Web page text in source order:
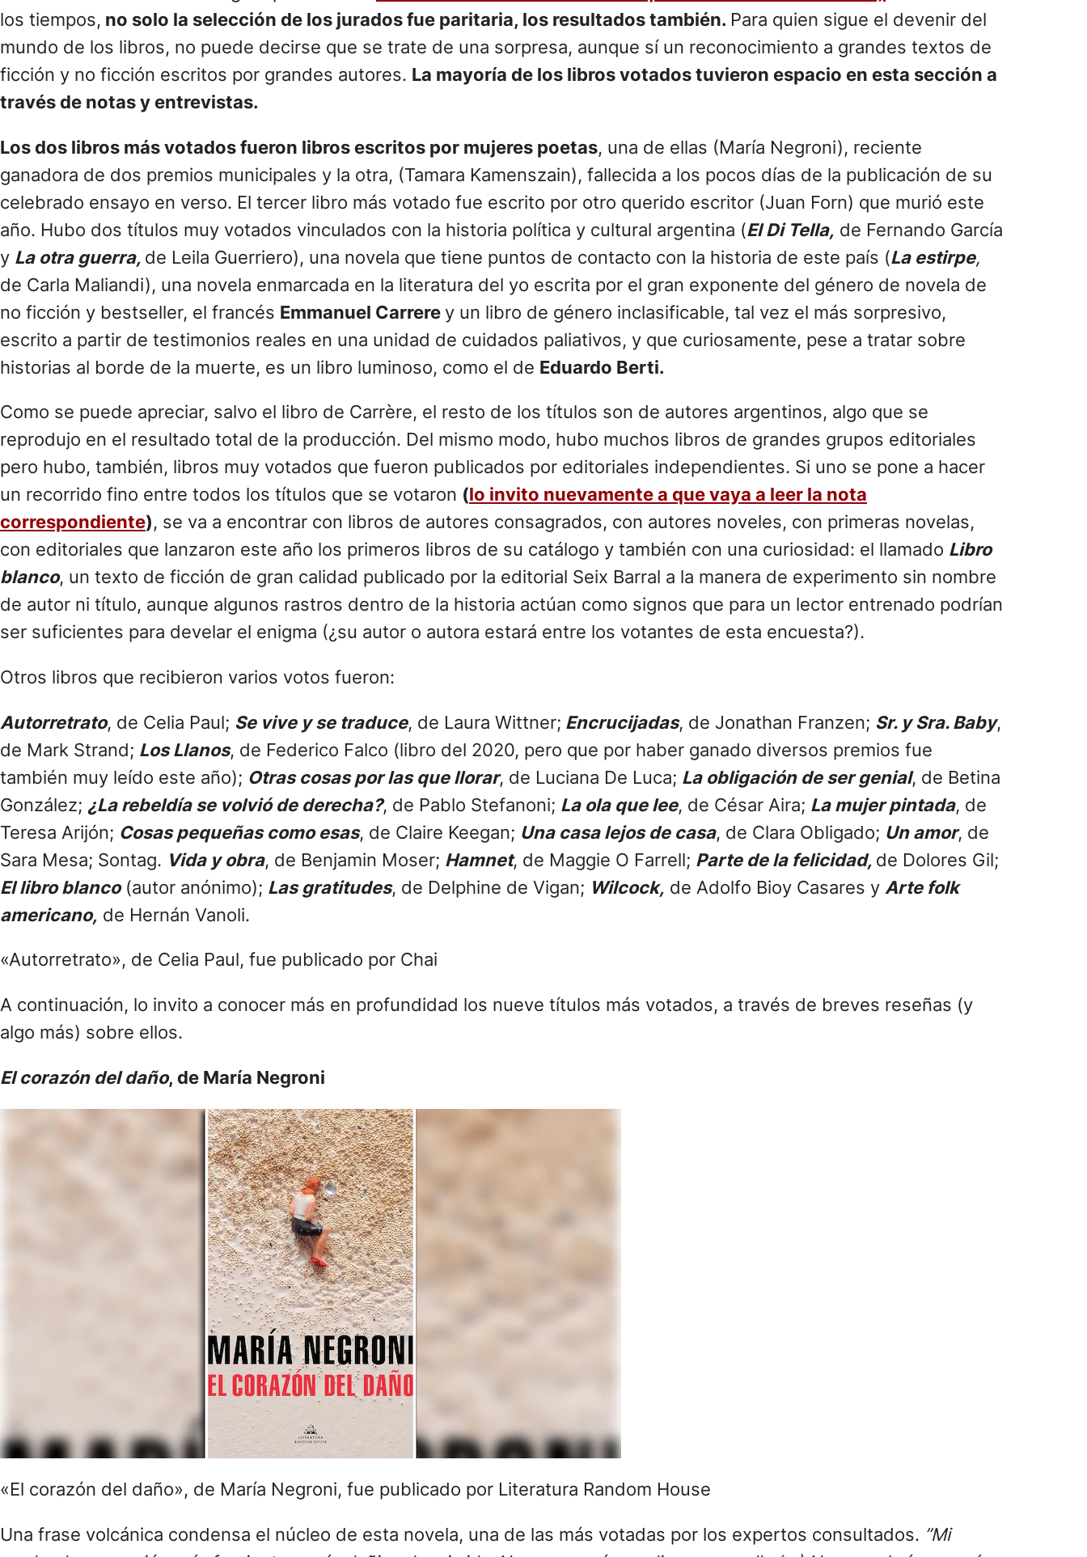
los tiempos, no solo la selección de los jurados fue paritaria, los resultados también. Para quien sigue el devenir del
mundo de los libros, no puede decirse que se trate de una sorpresa, aunque sí un reconocimiento a grandes textos de
ficción y no ficción escritos por grandes autores. La mayoría de los libros votados tuvieron espacio en esta sección a
través de notas y entrevistas.
Los dos libros más votados fueron libros escritos por mujeres poetas, una de ellas (María Negroni), reciente
ganadora de dos premios municipales y la otra, (Tamara Kamenszain), fallecida a los pocos días de la publicación de su
celebrado ensayo en verso. El tercer libro más votado fue escrito por otro querido escritor (Juan Forn) que murió este
año. Hubo dos títulos muy votados vinculados con la historia política y cultural argentina (El Di Tella, de Fernando García
y La otra guerra, de Leila Guerriero), una novela que tiene puntos de contacto con la historia de este país (La estirpe,
de Carla Maliandi), una novela enmarcada en la literatura del yo escrita por el gran exponente del género de novela de
no ficción y bestseller, el francés Emmanuel Carrere y un libro de género inclasificable, tal vez el más sorpresivo,
escrito a partir de testimonios reales en una unidad de cuidados paliativos, y que curiosamente, pese a tratar sobre
historias al borde de la muerte, es un libro luminoso, como el de Eduardo Berti.
Como se puede apreciar, salvo el libro de Carrère, el resto de los títulos son de autores argentinos, algo que se
reprodujo en el resultado total de la producción. Del mismo modo, hubo muchos libros de grandes grupos editoriales
pero hubo, también, libros muy votados que fueron publicados por editoriales independientes. Si uno se pone a hacer
un recorrido fino entre todos los títulos que se votaron (lo invito nuevamente a que vaya a leer la nota
correspondiente), se va a encontrar con libros de autores consagrados, con autores noveles, con primeras novelas,
con editoriales que lanzaron este año los primeros libros de su catálogo y también con una curiosidad: el llamado Libro
blanco, un texto de ficción de gran calidad publicado por la editorial Seix Barral a la manera de experimento sin nombre
de autor ni título, aunque algunos rastros dentro de la historia actúan como signos que para un lector entrenado podrían
ser suficientes para develar el enigma (¿su autor o autora estará entre los votantes de esta encuesta?).
Otros libros que recibieron varios votos fueron:
Autorretrato, de Celia Paul; Se vive y se traduce, de Laura Wittner; Encrucijadas, de Jonathan Franzen; Sr. y Sra. Baby,
de Mark Strand; Los Llanos, de Federico Falco (libro del 2020, pero que por haber ganado diversos premios fue
también muy leído este año); Otras cosas por las que llorar, de Luciana De Luca; La obligación de ser genial, de Betina
González; ¿La rebeldía se volvió de derecha?, de Pablo Stefanoni; La ola que lee, de César Aira; La mujer pintada, de
Teresa Arijón; Cosas pequeñas como esas, de Claire Keegan; Una casa lejos de casa, de Clara Obligado; Un amor, de
Sara Mesa; Sontag. Vida y obra, de Benjamin Moser; Hamnet, de Maggie O Farrell; Parte de la felicidad, de Dolores Gil;
El libro blanco(autor anónimo); Las gratitudes, de Delphine de Vigan; Wilcock, de Adolfo Bioy Casares y Arte folk
americano, de Hernán Vanoli.
«Autorretrato», de Celia Paul, fue publicado por Chai
A continuación, lo invito a conocer más en profundidad los nueve títulos más votados, a través de breves reseñas (y
algo más) sobre ellos.
El corazón del daño, de María Negroni
«El corazón del daño», de María Negroni, fue publicado por Literatura Random House
Una frase volcánica condensa el núcleo de esta novela, una de las más votadas por los expertos consultados. ”Mi